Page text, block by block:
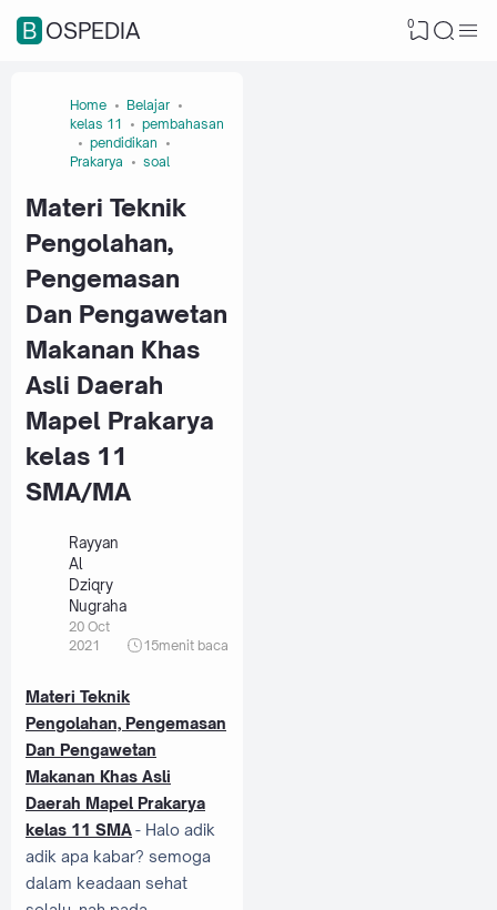
BOSPEDIA 0
Home
Belajar
kelas 11
pembahasan
pendidikan
Prakarya
soal
Materi Teknik
Pengolahan,
Pengemasan
Dan Pengawetan
Makanan Khas
Asli Daerah
Mapel Prakarya
kelas 11
SMA/MA
Rayyan
Al
Dziqry
Nugraha
20 Oct
2021
15menit baca
Materi Teknik
Pengolahan, Pengemasan
Dan Pengawetan
Makanan Khas Asli
Daerah Mapel Prakarya
kelas 11 SMA- Halo adik
adik apa kabar? semoga
dalam keadaan sehat